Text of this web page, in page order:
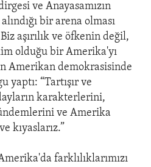
ve Anayasamızın
bir arena olması
aşırılık ve öfkenin değil,
olduğu bir Amerika'yı
Amerikan demokrasisinde
yaptı: “Tartışır ve
karakterlerini,
ve Amerika
kıyaslarız.”
farklılıklarımızı